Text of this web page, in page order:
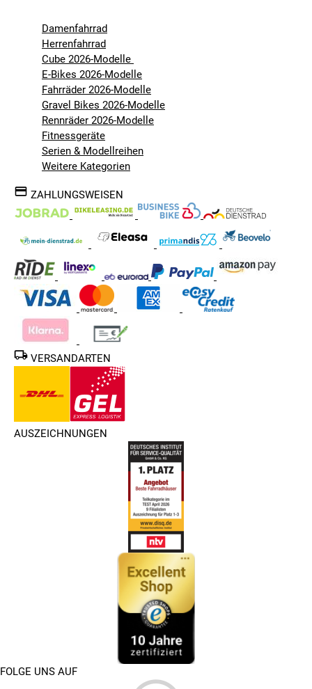
Damenfahrrad
Herrenfahrrad
Cube 2026-Modelle
E-Bikes 2026-Modelle
Fahrräder 2026-Modelle
Gravel Bikes 2026-Modelle
Rennräder 2026-Modelle
Fitnessgeräte
Serien & Modellreihen
Weitere Kategorien
ZAHLUNGSWEISEN
VERSANDARTEN
AUSZEICHNUNGEN
FOLGE UNS AUF